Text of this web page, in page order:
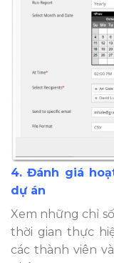
4. Đánh giá
dự án
Xem những chỉ
thời gian thực
các thành viên